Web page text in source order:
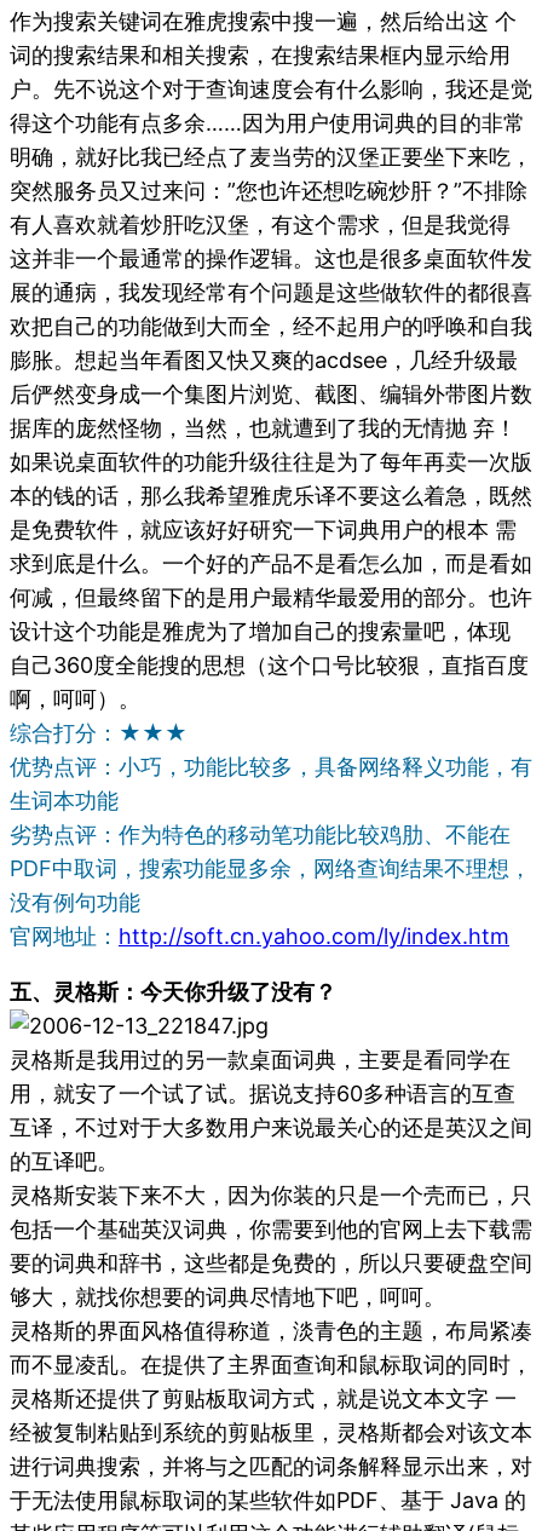
作为搜索关键词在雅虎搜索中搜一遍，然后给出这 个
词的搜索结果和相关搜索，在搜索结果框内显示给用
户。先不说这个对于查询速度会有什么影响，我还是觉
得这个功能有点多余……因为用户使用词典的目的非常
明确，就好比我已经点了麦当劳的汉堡正要坐下来吃，
突然服务员又过来问：”您也许还想吃碗炒肝？”不排除
有人喜欢就着炒肝吃汉堡，有这个需求，但是我觉得
这并非一个最通常的操作逻辑。这也是很多桌面软件发
展的通病，我发现经常有个问题是这些做软件的都很喜
欢把自己的功能做到大而全，经不起用户的呼唤和自我
膨胀。想起当年看图又快又爽的acdsee，几经升级最
后俨然变身成一个集图片浏览、截图、编辑外带图片数
据库的庞然怪物，当然，也就遭到了我的无情抛 弃！
如果说桌面软件的功能升级往往是为了每年再卖一次版
本的钱的话，那么我希望雅虎乐译不要这么着急，既然
是免费软件，就应该好好研究一下词典用户的根本 需
求到底是什么。一个好的产品不是看怎么加，而是看如
何减，但最终留下的是用户最精华最爱用的部分。也许
设计这个功能是雅虎为了增加自己的搜索量吧，体现
自己360度全能搜的思想（这个口号比较狠，直指百度
啊，呵呵）。
综合打分：★★★
优势点评：小巧，功能比较多，具备网络释义功能，有
生词本功能
劣势点评：作为特色的移动笔功能比较鸡肋、不能在
PDF中取词，搜索功能显多余，网络查询结果不理想，
没有例句功能
官网地址： http://soft.cn.yahoo.com/ly/index.htm
五、灵格斯：今天你升级了没有？
灵格斯是我用过的另一款桌面词典，主要是看同学在
用，就安了一个试了试。据说支持60多种语言的互查
互译，不过对于大多数用户来说最关心的还是英汉之间
的互译吧。
灵格斯安装下来不大，因为你装的只是一个壳而已，只
包括一个基础英汉词典，你需要到他的官网上去下载需
要的词典和辞书，这些都是免费的，所以只要硬盘空间
够大，就找你想要的词典尽情地下吧，呵呵。
灵格斯的界面风格值得称道，淡青色的主题，布局紧凑
而不显凌乱。在提供了主界面查询和鼠标取词的同时，
灵格斯还提供了剪贴板取词方式，就是说文本文字 一
经被复制粘贴到系统的剪贴板里，灵格斯都会对该文本
进行词典搜索，并将与之匹配的词条解释显示出来，对
于无法使用鼠标取词的某些软件如PDF、基于 Java 的